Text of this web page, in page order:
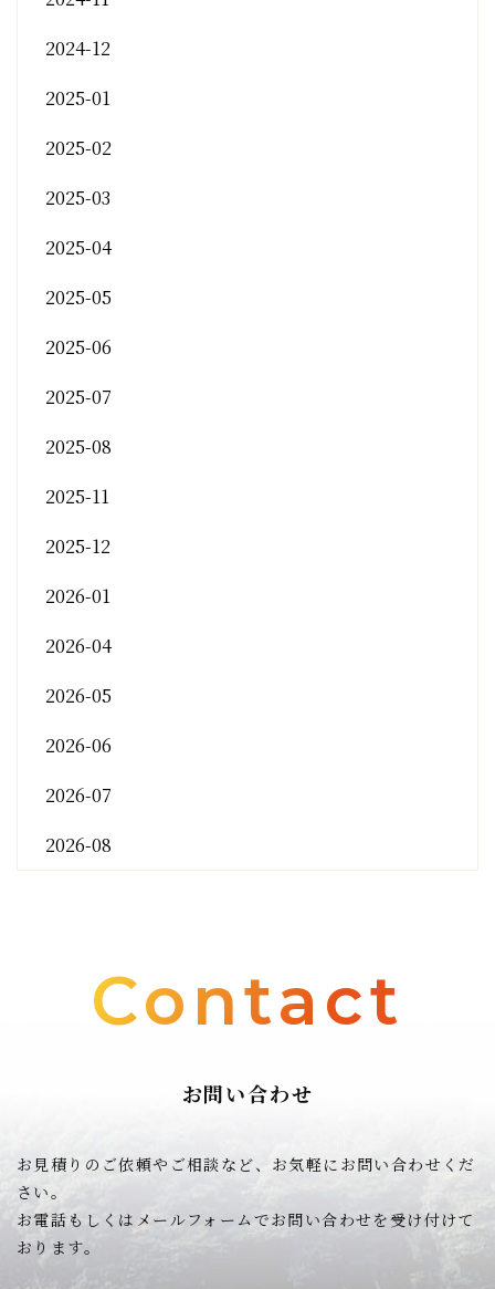
2024-12
2025-01
2025-02
2025-03
2025-04
2025-05
2025-06
2025-07
2025-08
2025-11
2025-12
2026-01
2026-04
2026-05
2026-06
2026-07
2026-08
Contact
お問い合わせ
お見積りのご依頼やご相談など、お気軽にお問い合わせくだ
さい。
お電話もしくはメールフォームでお問い合わせを受け付けて
おります。